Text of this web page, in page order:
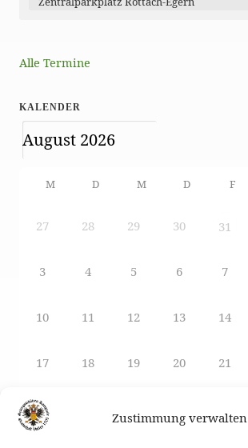
Zustimmung verwalten
Alle Termine
KALENDER
M D M D F
27 28 29 30 31
3 4 5 6 7
10 11 12 13 14
17 18 19 20 21
24